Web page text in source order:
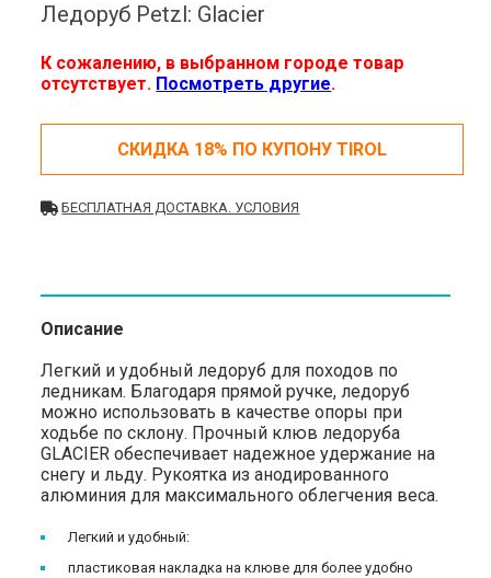
Ледоруб Petzl: Glacier
К сожалению, в выбранном городе товар
отсутствует. Посмотреть другие.
СКИДКА 18% ПО КУПОНУ TIROL
БЕСПЛАТНАЯ ДОСТАВКА. УСЛОВИЯ
Описание
Легкий и удобный ледоруб для походов по
ледникам. Благодаря прямой ручке, ледоруб
можно использовать в качестве опоры при
ходьбе по склону. Прочный клюв ледоруба
GLACIER обеспечивает надежное удержание на
снегу и льду. Рукоятка из анодированного
алюминия для максимального облегчения веса.
Легкий и удобный:
пластиковая накладка на клюве для более удобно